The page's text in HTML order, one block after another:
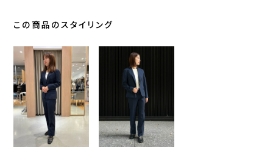
この商品のスタイリング